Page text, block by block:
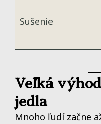
Sušenie
Veľká
jedla
Mnoho ľudí začne